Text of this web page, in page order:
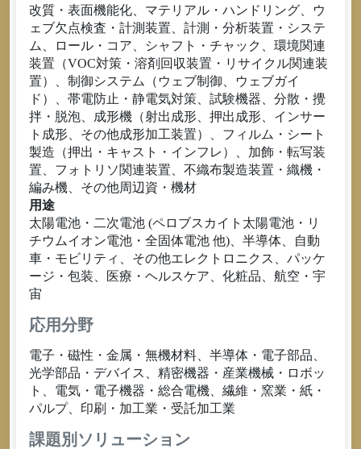
改質・表面機能化、マテリアル・ハンドリング、ウ
ェブ欠点検査・計測装置、計測・分析装置・システ
ム、ロール・コア、シャフト・チャック、環境関連
装置（VOC対策・溶剤回収装置・リサイクル関連装
置）、制御システム（ウェブ制御、ウェブガイ
ド）、帯電防止・静電気対策、試験機器、分散・攪
拌・脱泡、成形機（射出成形、押出成形、インサー
ト成形、その他成形加工装置）、フィルム・シート
製造（押出・キャスト・インフレ）、加飾・転写装
置、フォトリソ関連装置、不織布製造装置・織機・
編み機、その他周辺資・機材
用途
太陽電池・二次電池 (ペロブスカイト太陽電池・リ
チウムイオン電池・全固体電池 他)、半導体、自動
車・モビリティ、その他エレクトロニクス、パッケ
ージ・包装、医療・ヘルスケア、化粧品、航空・宇
宙
応用分野
電子・磁性・金属・無機材料、半導体・電子部品、
光学部品・デバイス、精密機器・産業機械・ロボッ
ト、電気・電子機器・総合電機、繊維・窯業・紙・
パルプ、印刷・加工業・受託加工業
課題別ソリューション